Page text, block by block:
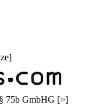
]
§ 75b GmbHG [>]